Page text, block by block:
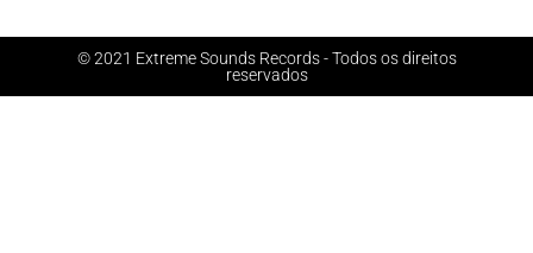
© 2021 Extreme Sounds Records - Todos os direitos
reservados